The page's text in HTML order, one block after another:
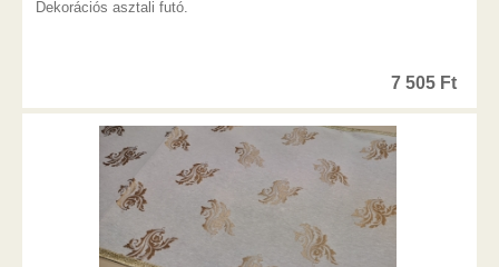
Dekorációs asztali futó.
7 505 Ft